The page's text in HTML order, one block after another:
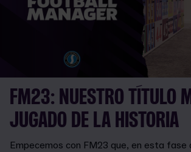
FM23: NUESTRO TÍTULO
JUGADO DE LA HISTORIA
Empecemos con FM23 que, en esta fase